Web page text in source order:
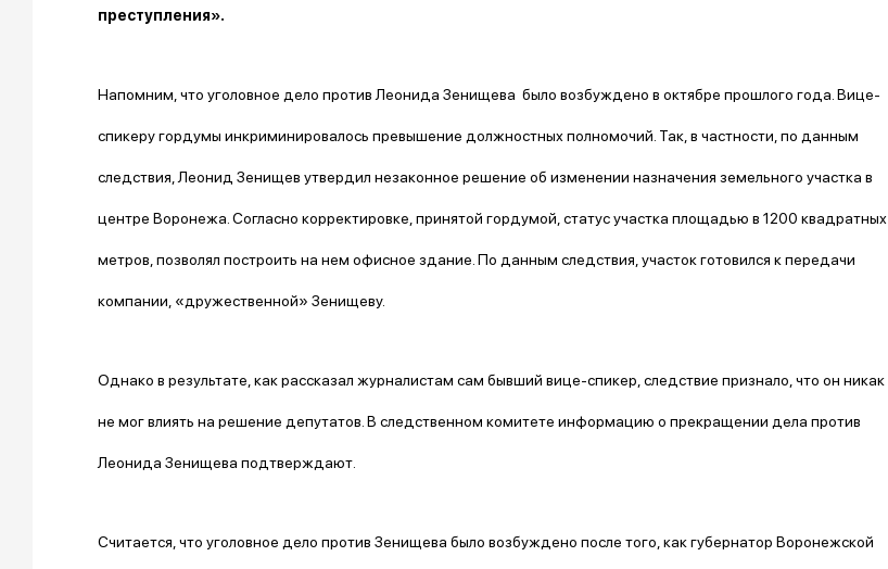
преступления».
Напомним, что уголовное дело против Леонида Зенищева было возбуждено в октябре прошлого года. Вице-
спикеру гордумы инкриминировалось превышение должностных полномочий. Так, в частности, по данным
следствия, Леонид Зенищев утвердил незаконное решение об изменении назначения земельного участка в
центре Воронежа. Согласно корректировке, принятой гордумой, статус участка площадью в 1200 квадратных
метров, позволял построить на нем офисное здание. По данным следствия, участок готовился к передачи
компании, «дружественной» Зенищеву.
Однако в результате, как рассказал журналистам сам бывший вице-спикер, следствие признало, что он никак
не мог влиять на решение депутатов. В следственном комитете информацию о прекращении дела против
Леонида Зенищева подтверждают.
Считается, что уголовное дело против Зенищева было возбуждено после того, как губернатор Воронежской